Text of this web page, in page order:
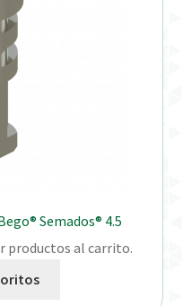
Semados® 4.5
productos al carrito.